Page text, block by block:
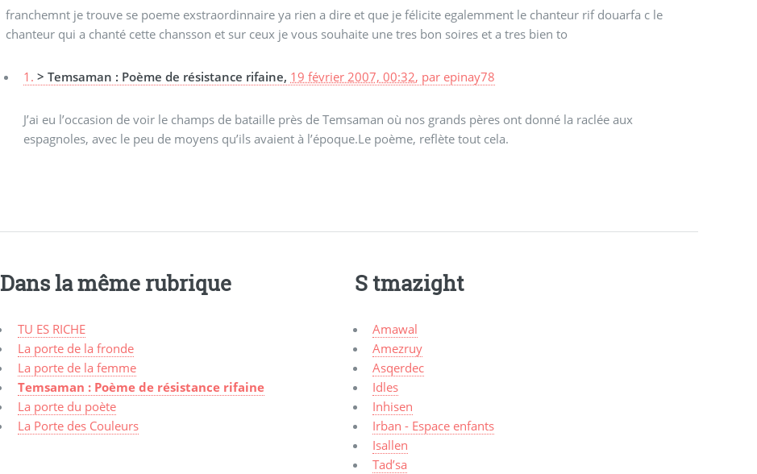
franchemnt je trouve se poeme exstraordinnaire ya rien a dire et que je félicite egalemment le chanteur rif douarfa c le
chanteur qui a chanté cette chansson et sur ceux je vous souhaite une tres bon soires et a tres bien to
1. > Temsaman : Poème de résistance rifaine, 19 février 2007, 00:32, par epinay78
J’ai eu l’occasion de voir le champs de bataille près de Temsaman où nos grands pères ont donné la raclée aux
espagnoles, avec le peu de moyens qu’ils avaient à l’époque.Le poème, reflète tout cela.
Dans la même rubrique
TU ES RICHE
La porte de la fronde
La porte de la femme
Temsaman : Poème de résistance rifaine
La porte du poète
La Porte des Couleurs
S tmazight
Amawal
Amezruy
Asqerdec
Idles
Inhisen
Irban - Espace enfants
Isallen
Tad’sa